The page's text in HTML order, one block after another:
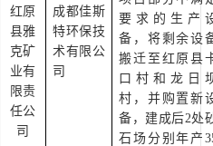
红原
县雅
克矿
业有
限责
任公
司
成都佳斯
特环保技
术有限公
司
要求的生产
备，将剩余设
搬迁至红原县
口村和龙日
村，并购置新
备，建成后2处
石场分别年产